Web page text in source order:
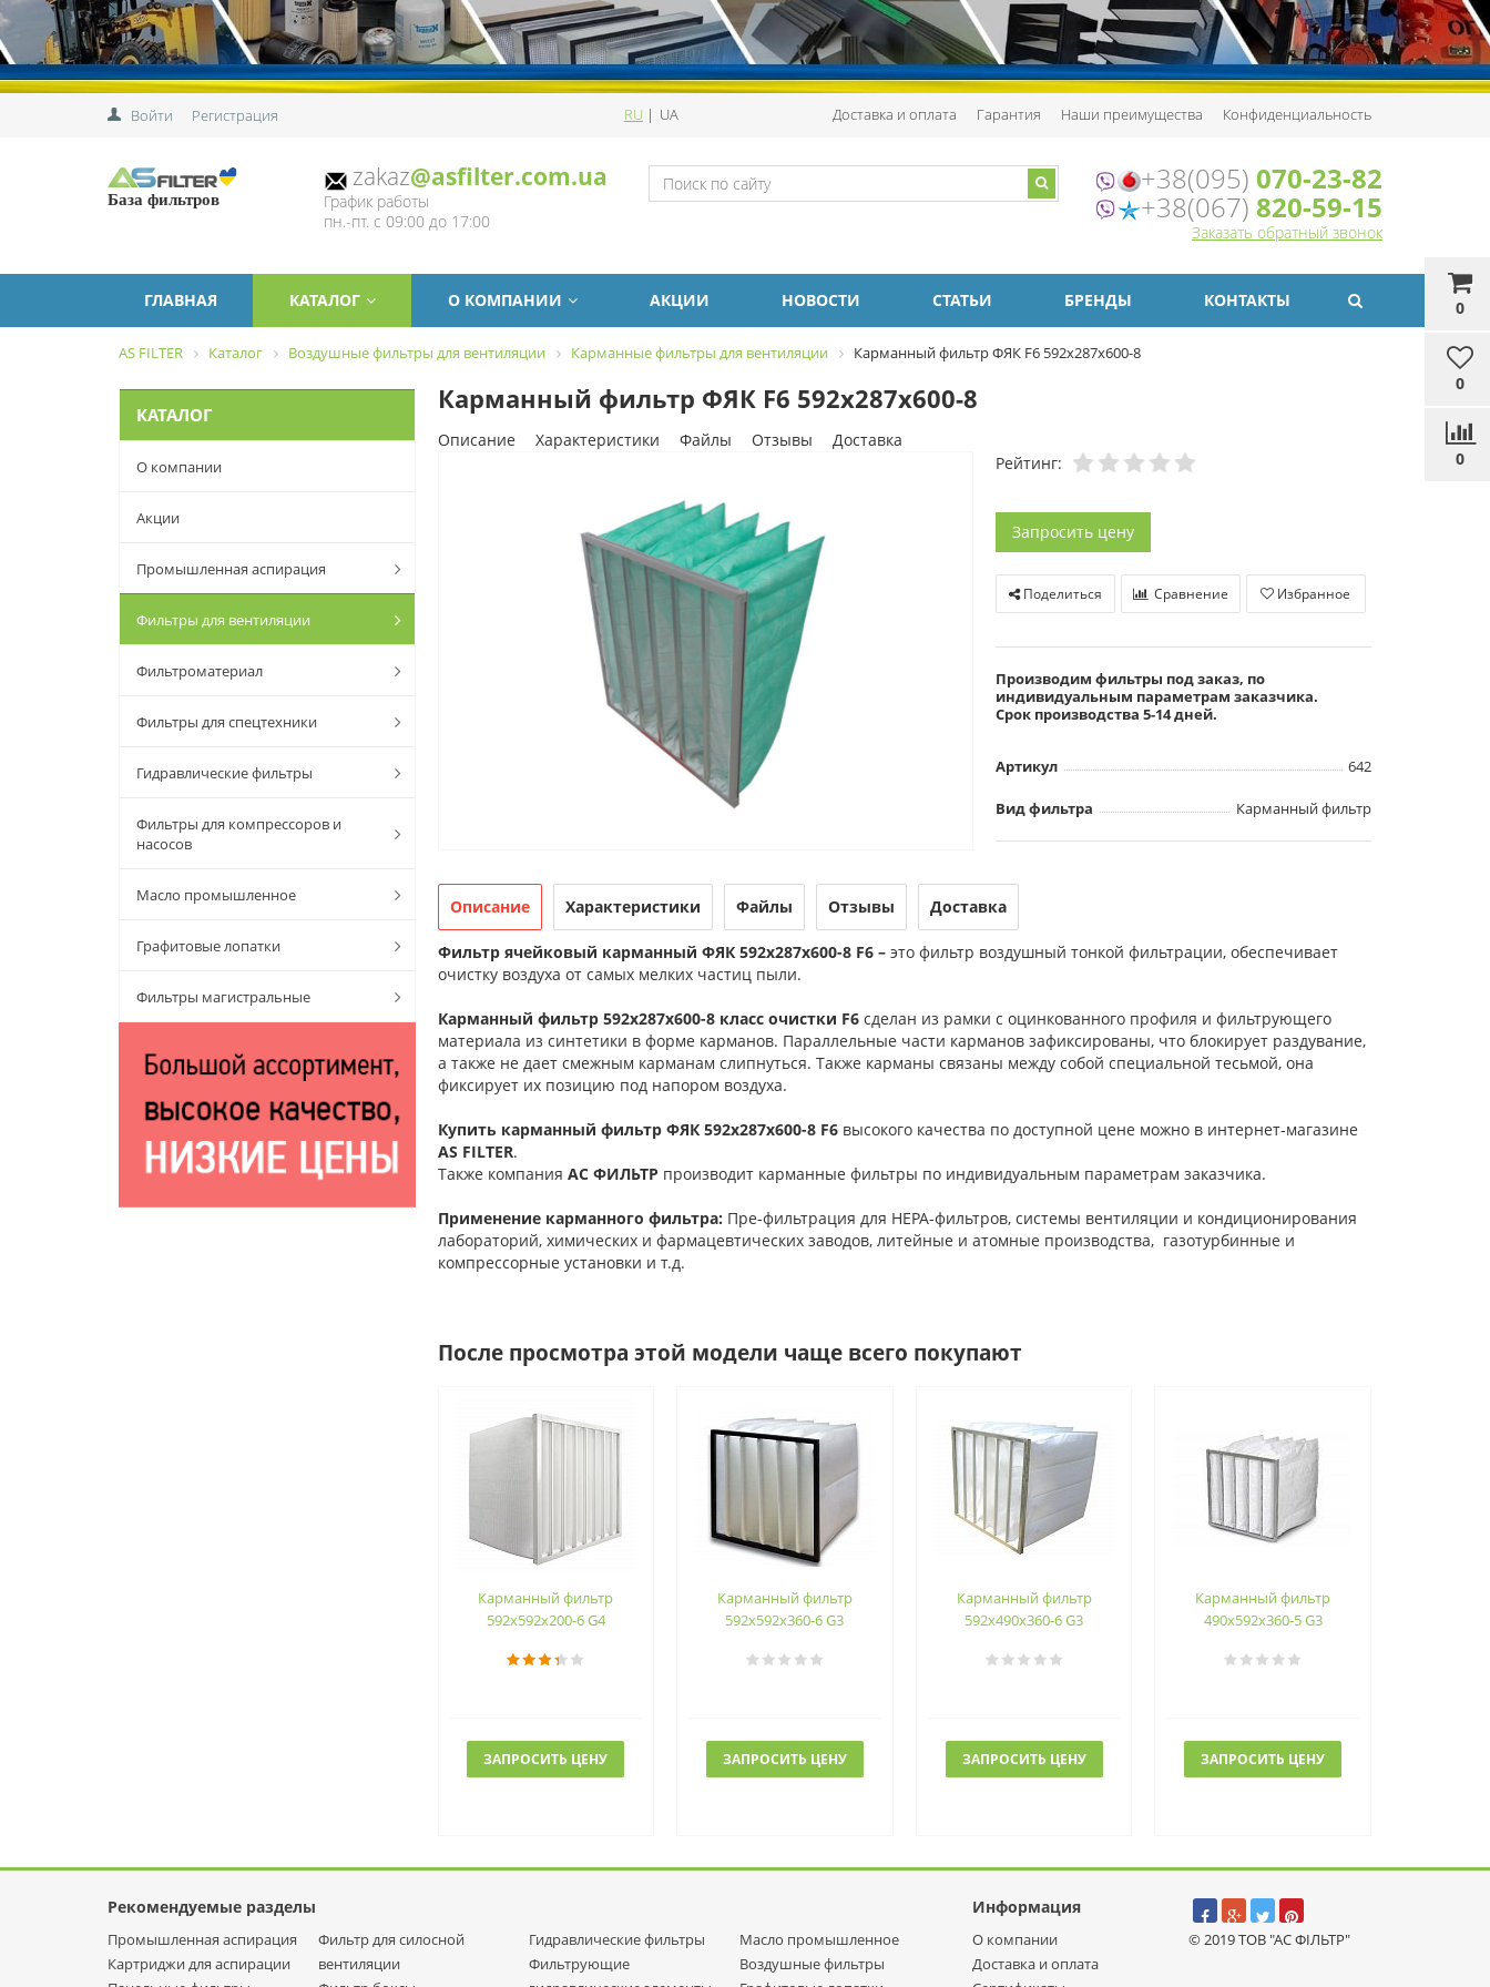
Войти Регистрация RU| UA Доставка и оплата Гарантия Наши преимущества Конфиденциальность
0
0
0
База фильтров
zakaz@asfilter.com.ua
График работы
пн.-пт. с 09:00 до 17:00
+38(095) 070-23-82
+38(067) 820-59-15
Заказать обратный звонок
ГЛАВНАЯ КАТАЛОГ О КОМПАНИИ АКЦИИ НОВОСТИ СТАТЬИ БРЕНДЫ КОНТАКТЫ
AS FILTER Каталог Воздушные фильтры для вентиляции Карманные фильтры для вентиляции Карманный фильтр ФЯК F6 592х287х600-8
КАТАЛОГ
О компании
Акции
Промышленная аспирация
Фильтры для вентиляции
Фильтроматериал
Фильтры для спецтехники
Гидравлические фильтры
Фильтры для компрессоров и
насосов
Масло промышленное
Графитовые лопатки
Фильтры магистральные
Карманный фильтр ФЯК F6 592х287х600-8
Описание Характеристики Файлы Отзывы
Доставка
Рейтинг:
Запросить цену
Поделиться Сравнение Избранное
Производим фильтры под заказ, по
индивидуальным параметрам заказчика.
Срок производства 5-14 дней.
Артикул 642
Вид фильтра Карманный фильтр
Описание Характеристики Файлы Отзывы Доставка
Фильтр ячейковый карманный ФЯК 592х287х600-8 F6 –это фильтр воздушный тонкой фильтрации, обеспечивает
очистку воздуха от самых мелких частиц пыли.
Карманный фильтр 592х287х600-8 класс очистки F6сделан из рамки с оцинкованного профиля и фильтрующего
материала из синтетики в форме карманов. Параллельные части карманов зафиксированы, что блокирует раздувание,
а также не дает смежным карманам слипнуться. Также карманы связаны между собой специальной тесьмой, она
фиксирует их позицию под напором воздуха.
Купить карманный фильтр ФЯК 592х287х600-8 F6 высокого качества по доступной цене можно в интернет-магазине
AS FILTER.
Также компания АС ФИЛЬТР производит карманные фильтры по индивидуальным параметрам заказчика.
Применение карманного фильтра: Пре-фильтрация для НЕРА-фильтров, системы вентиляции и кондиционирования
лабораторий, химических и фармацевтических заводов, литейные и атомные производства, газотурбинные и
компрессорные установки и т.д.
После просмотра этой модели чаще всего покупают
Карманный фильтр
592х592х200-6 G4
ЗАПРОСИТЬ ЦЕНУ
Карманный фильтр
592х592х360-6 G3
ЗАПРОСИТЬ ЦЕНУ
Карманный фильтр
592х490х360-6 G3
ЗАПРОСИТЬ ЦЕНУ
Карманный фильтр
490х592х360-5 G3
ЗАПРОСИТЬ ЦЕНУ
Рекомендуемые разделы Информация
Промышленная аспирация
Картриджи для аспирации
Фильтр для силосной
вентиляции
Гидравлические фильтры
Фильтрующие
Масло промышленное
Воздушные фильтры
О компании
Доставка и оплата
© 2019 ТОВ "АС ФІЛЬТР"